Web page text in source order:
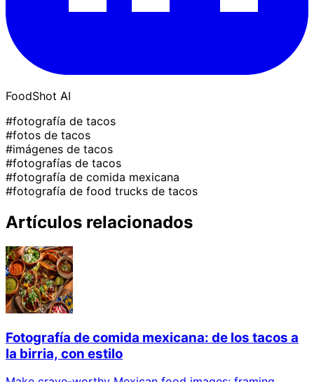
FoodShot AI
#fotografía de tacos
#fotos de tacos
#imágenes de tacos
#fotografías de tacos
#fotografía de comida mexicana
#fotografía de food trucks de tacos
Artículos relacionados
Fotografía de comida mexicana: de los tacos a
la birria, con estilo